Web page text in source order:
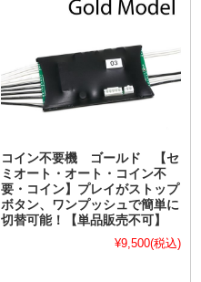
コイン不要機 ゴールド 【セ
ミオート・オート・コイン不
要・コイン】プレイがストップ
ボタン、ワンプッシュで簡単に
切替可能！【単品販売不可】
¥9,500(税込)